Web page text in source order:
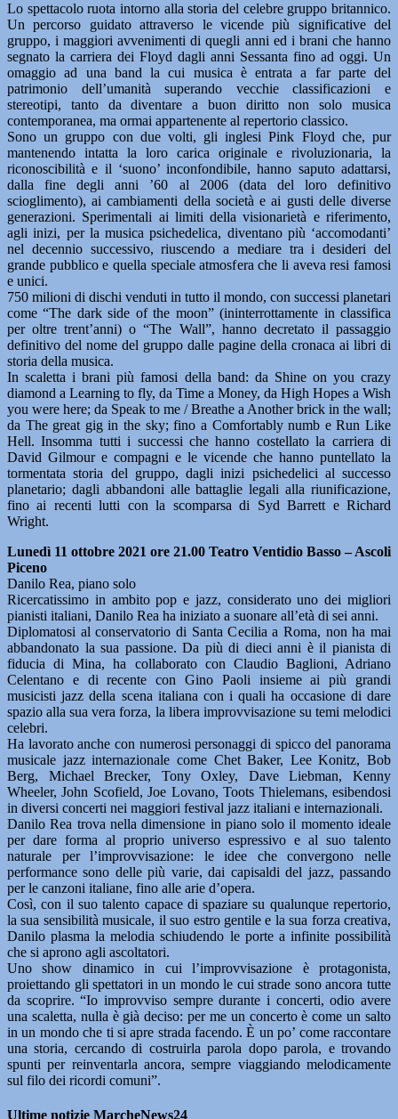
Lo spettacolo ruota intorno alla storia del celebre gruppo britannico.
Un percorso guidato attraverso le vicende più significative del
gruppo, i maggiori avvenimenti di quegli anni ed i brani che hanno
segnato la carriera dei Floyd dagli anni Sessanta fino ad oggi. Un
omaggio ad una band la cui musica è entrata a far parte del
patrimonio dell’umanità superando vecchie classificazioni e
stereotipi, tanto da diventare a buon diritto non solo musica
contemporanea, ma ormai appartenente al repertorio classico.
Sono un gruppo con due volti, gli inglesi Pink Floyd che, pur
mantenendo intatta la loro carica originale e rivoluzionaria, la
riconoscibilità e il ‘suono’ inconfondibile, hanno saputo adattarsi,
dalla fine degli anni ’60 al 2006 (data del loro definitivo
scioglimento), ai cambiamenti della società e ai gusti delle diverse
generazioni. Sperimentali ai limiti della visionarietà e riferimento,
agli inizi, per la musica psichedelica, diventano più ‘accomodanti’
nel decennio successivo, riuscendo a mediare tra i desideri del
grande pubblico e quella speciale atmosfera che li aveva resi famosi
e unici.
750 milioni di dischi venduti in tutto il mondo, con successi planetari
come “The dark side of the moon” (ininterrottamente in classifica
per oltre trent’anni) o “The Wall”, hanno decretato il passaggio
definitivo del nome del gruppo dalle pagine della cronaca ai libri di
storia della musica.
In scaletta i brani più famosi della band: da Shine on you crazy
diamond a Learning to fly, da Time a Money, da High Hopes a Wish
you were here; da Speak to me / Breathe a Another brick in the wall;
da The great gig in the sky; fino a Comfortably numb e Run Like
Hell. Insomma tutti i successi che hanno costellato la carriera di
David Gilmour e compagni e le vicende che hanno puntellato la
tormentata storia del gruppo, dagli inizi psichedelici al successo
planetario; dagli abbandoni alle battaglie legali alla riunificazione,
fino ai recenti lutti con la scomparsa di Syd Barrett e Richard
Wright.
Lunedì 11 ottobre 2021 ore 21.00 Teatro Ventidio Basso – Ascoli
Piceno
Danilo Rea, piano solo
Ricercatissimo in ambito pop e jazz, considerato uno dei migliori
pianisti italiani, Danilo Rea ha iniziato a suonare all’età di sei anni.
Diplomatosi al conservatorio di Santa Cecilia a Roma, non ha mai
abbandonato la sua passione. Da più di dieci anni è il pianista di
fiducia di Mina, ha collaborato con Claudio Baglioni, Adriano
Celentano e di recente con Gino Paoli insieme ai più grandi
musicisti jazz della scena italiana con i quali ha occasione di dare
spazio alla sua vera forza, la libera improvvisazione su temi melodici
celebri.
Ha lavorato anche con numerosi personaggi di spicco del panorama
musicale jazz internazionale come Chet Baker, Lee Konitz, Bob
Berg, Michael Brecker, Tony Oxley, Dave Liebman, Kenny
Wheeler, John Scofield, Joe Lovano, Toots Thielemans, esibendosi
in diversi concerti nei maggiori festival jazz italiani e internazionali.
Danilo Rea trova nella dimensione in piano solo il momento ideale
per dare forma al proprio universo espressivo e al suo talento
naturale per l’improvvisazione: le idee che convergono nelle
performance sono delle più varie, dai capisaldi del jazz, passando
per le canzoni italiane, fino alle arie d’opera.
Così, con il suo talento capace di spaziare su qualunque repertorio,
la sua sensibilità musicale, il suo estro gentile e la sua forza creativa,
Danilo plasma la melodia schiudendo le porte a infinite possibilità
che si aprono agli ascoltatori.
Uno show dinamico in cui l’improvvisazione è protagonista,
proiettando gli spettatori in un mondo le cui strade sono ancora tutte
da scoprire. “Io improvviso sempre durante i concerti, odio avere
una scaletta, nulla è già deciso: per me un concerto è come un salto
in un mondo che ti si apre strada facendo. È un po’ come raccontare
una storia, cercando di costruirla parola dopo parola, e trovando
spunti per reinventarla ancora, sempre viaggiando melodicamente
sul filo dei ricordi comuni”.
Ultime notizie MarcheNews24